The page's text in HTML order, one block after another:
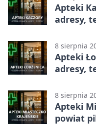
Apteki
adresy,
8 sierpnia
Apteki
adresy,
8 sierpnia
Apteki
powiat